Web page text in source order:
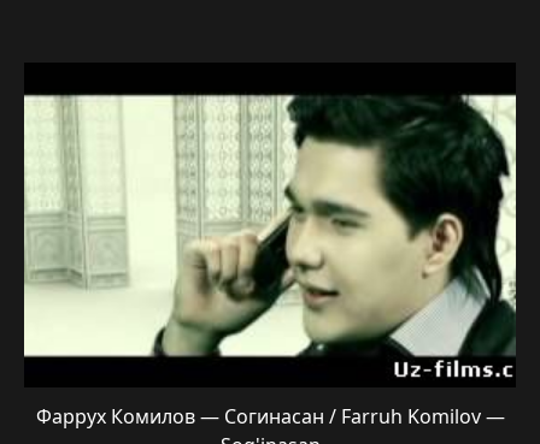
Фаррух Комилов — Согинасан / Farruh Komilov —